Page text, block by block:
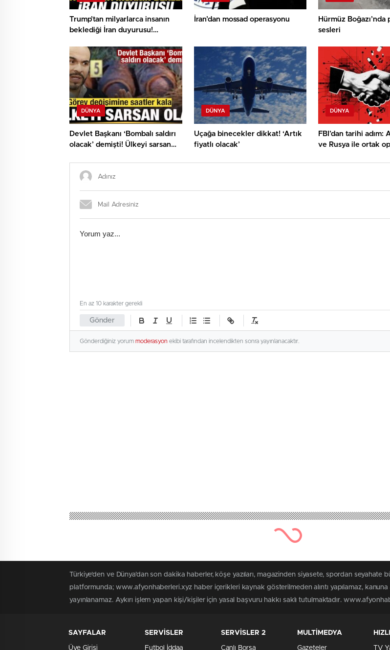
Trump’tan milyarlarca insanın
beklediği İran duyurusu!
İran’dan mossad operasyonu
Hürmüz Boğazı’nda
sesleri
DÜNYA
Devlet Başkanı ‘Bombalı saldırı
olacak’ demişti! Ülkeyi sarsan
DÜNYA
Uçağa binecekler dikkat! ‘Artık
fiyatlı olacak’
DÜNYA
FBI’dan tarihi adım:
ve Rusya ile ortak
Gönder
En az 10 karakter gerekli
Gönderdiğiniz yorum moderasyon ekibi tarafından incelendikten sonra yayınlanacaktır.
Türkiye'den ve Dünya’dan son dakika haberler, köşe yazıları, magazinden siyasete, spordan seyahate
platformunda; www.afyonhaberleri.xyz haber içerikleri kaynak gösterilmeden alıntı yapılamaz,
yayınlanamaz. Aykırı işlem yapan kişi/kişiler için yasal başvuru hakkı saklı tutulmaktadır.
SAYFALAR
Üye Girişi
SERVİSLER
Futbol İddaa
SERVİSLER 2
Canlı Borsa
MULTİMEDYA
Gazeteler TV